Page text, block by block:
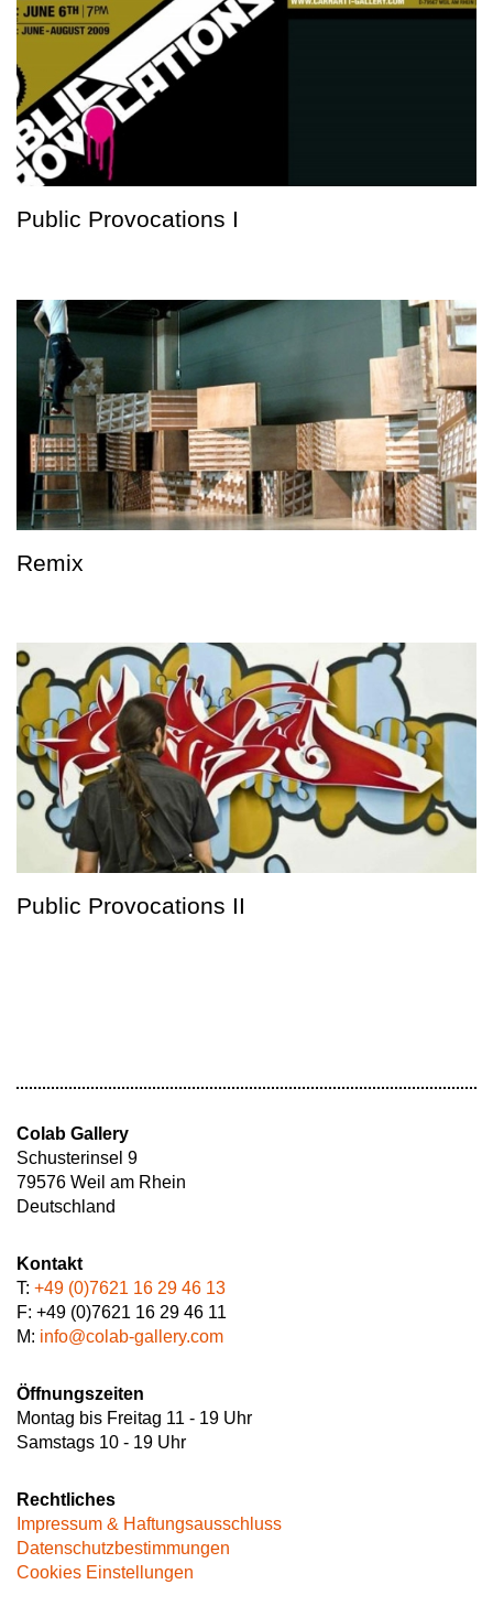
Public Provocations I
Remix
Public Provocations II
Colab Gallery
Schusterinsel 9
79576 Weil am Rhein
Deutschland
Kontakt
T: +49 (0)7621 16 29 46 13
F: +49 (0)7621 16 29 46 11
M: info@colab-gallery.com
Öffnungszeiten
Montag bis Freitag 11 - 19 Uhr
Samstags 10 - 19 Uhr
Rechtliches
Impressum & Haftungsausschluss
Datenschutzbestimmungen
Cookies Einstellungen